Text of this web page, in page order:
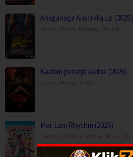
Anaganaga Australia Lo (2025)
Kaalam paranja kadha (2026)
Mor Lam Rhythm (2026)